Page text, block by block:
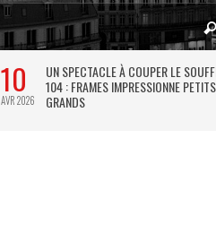
10
AVR 2026
UN SPECTACLE À COUPER LE
104 : FRAMES IMPRESSIONNE
GRANDS